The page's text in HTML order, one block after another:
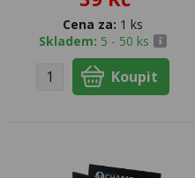
Cena za: 1 ks
Skladem: 5 - 50 ks